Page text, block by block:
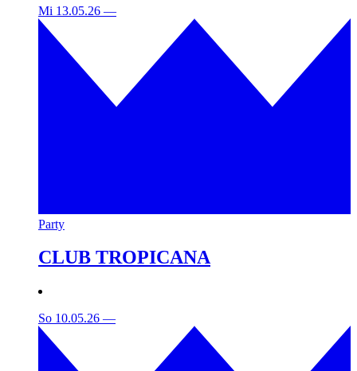
Mi 13.05.26 —
Party
CLUB TROPICANA
So 10.05.26 —